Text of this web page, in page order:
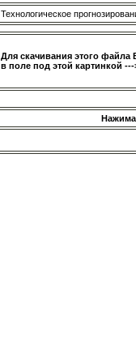
Технологическое
Для скачивания этого файла
в поле под этой картинкой ---